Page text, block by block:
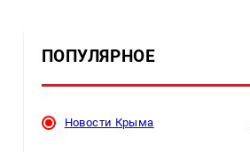
ПОПУЛЯРНОЕ
Новости Крыма